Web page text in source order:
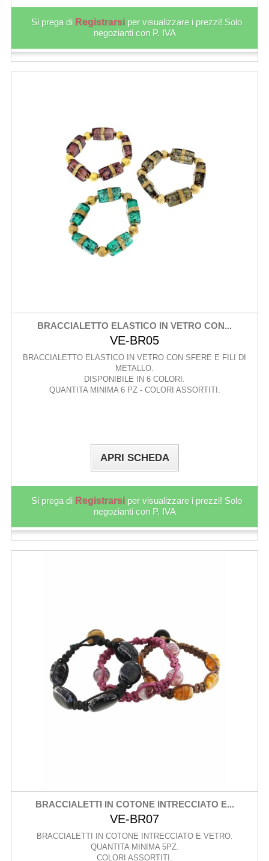
Si prega di Registrarsi per visualizzare i prezzi! Solo
negozianti con P. IVA
BRACCIALETTO ELASTICO IN VETRO CON...
VE-BR05
BRACCIALETTO ELASTICO IN VETRO CON SFERE E FILI DI
METALLO.
DISPONIBILE IN 6 COLORI.
QUANTITA MINIMA 6 PZ - COLORI ASSORTITI.
APRI SCHEDA
Si prega di Registrarsi per visualizzare i prezzi! Solo
negozianti con P. IVA
BRACCIALETTI IN COTONE INTRECCIATO E...
VE-BR07
BRACCIALETTI IN COTONE INTRECCIATO E VETRO.
QUANTITA MINIMA 5PZ.
COLORI ASSORTITI.